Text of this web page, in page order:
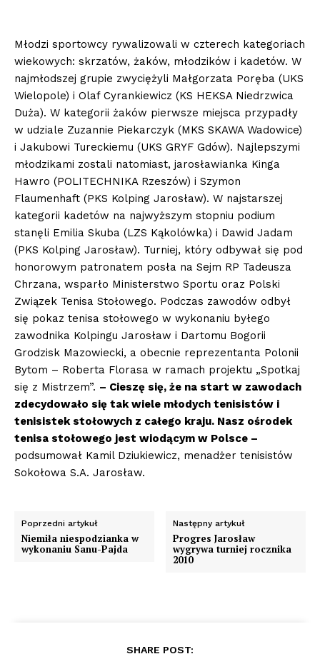
Młodzi sportowcy rywalizowali w czterech kategoriach
wiekowych: skrzatów, żaków, młodzików i kadetów. W
najmłodszej grupie zwyciężyli Małgorzata Poręba (UKS
Wielopole) i Olaf Cyrankiewicz (KS HEKSA Niedrzwica
Duża). W kategorii żaków pierwsze miejsca przypadły
w udziale Zuzannie Piekarczyk (MKS SKAWA Wadowice)
i Jakubowi Tureckiemu (UKS GRYF Gdów). Najlepszymi
młodzikami zostali natomiast, jarosławianka Kinga
Hawro (POLITECHNIKA Rzeszów) i Szymon
Flaumenhaft (PKS Kolping Jarosław). W najstarszej
kategorii kadetów na najwyższym stopniu podium
stanęli Emilia Skuba (LZS Kąkolówka) i Dawid Jadam
(PKS Kolping Jarosław). Turniej, który odbywał się pod
honorowym patronatem posła na Sejm RP Tadeusza
Chrzana, wsparło Ministerstwo Sportu oraz Polski
Związek Tenisa Stołowego. Podczas zawodów odbył
się pokaz tenisa stołowego w wykonaniu byłego
zawodnika Kolpingu Jarosław i Dartomu Bogorii
Grodzisk Mazowiecki, a obecnie reprezentanta Polonii
Bytom – Roberta Florasa w ramach projektu „Spotkaj
się z Mistrzem”. – Cieszę się, że na start w zawodach
zdecydowało się tak wiele młodych tenisistów i
tenisistek stołowych z całego kraju. Nasz ośrodek
tenisa stołowego jest wiodącym w Polsce –
podsumował Kamil Dziukiewicz, menadżer tenisistów
Sokołowa S.A. Jarosław.
Poprzedni artykuł
Niemiła niespodzianka w
wykonaniu Sanu-Pajda
Następny artykuł
Progres Jarosław
wygrywa turniej rocznika
2010
SHARE POST: